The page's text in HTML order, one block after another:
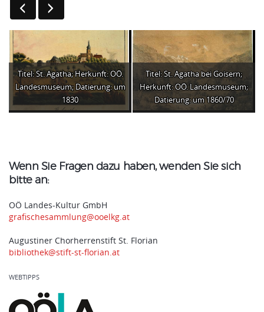
Titel: St. Agatha; Herkunft: OÖ.
Landesmuseum; Datierung: um
1830
Titel: St. Agatha bei Goisern;
Herkunft: OÖ. Landesmuseum;
Datierung: um 1860/70
Wenn Sie Fragen dazu haben, wenden Sie sich
bitte an:
OÖ Landes-Kultur GmbH
grafischesammlung@ooelkg.at
Augustiner Chorherrenstift St. Florian
bibliothek@stift-st-florian.at
WEBTIPPS